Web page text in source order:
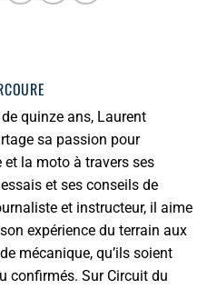
quinze ans, Laurent
sa passion pour
et la moto à travers ses
et ses conseils de
et instructeur, il aime
expérience du terrain aux
mécanique, qu’ils soient
confirmés. Sur Circuit du